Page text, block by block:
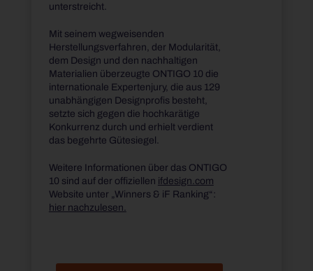
unterstreicht.
Mit seinem wegweisenden
Herstellungsverfahren, der Modularität,
dem Design und den nachhaltigen
Materialien überzeugte ONTIGO 10 die
internationale Expertenjury, die aus 129
unabhängigen Designprofis besteht,
setzte sich gegen die hochkarätige
Konkurrenz durch und erhielt verdient
das begehrte Gütesiegel.
Weitere Informationen über das ONTIGO
10 sind auf der offiziellen ifdesign.com
Website unter „Winners & iF Ranking“:
hier nachzulesen.